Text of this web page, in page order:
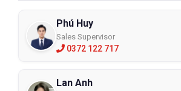
Phú Huy
Sales Supervisor
0372 122 717
Lan Anh